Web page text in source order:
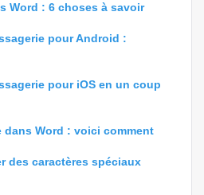
Word : 6 choses à savoir
pour Android :
pour iOS en un coup
dans Word : voici comment
des caractères spéciaux